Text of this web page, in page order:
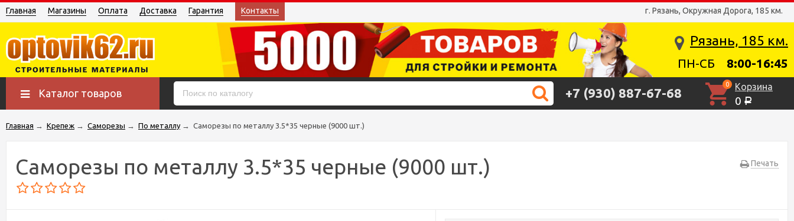
г. Рязань, Окружная Дорога, 185 км.
Главная Магазины Оплата Доставка Гарантия Контакты
Рязань, 185 км.
ПН-СБ 8:00-16:45
Каталог товаров +7 (930) 887-67-68
0 Корзина
0 Р
Главная → Крепеж → Саморезы → По металлу → Саморезы по металлу 3.5*35 черные (9000 шт.)
Печать
Саморезы по металлу 3.5*35 черные (9000 шт.)